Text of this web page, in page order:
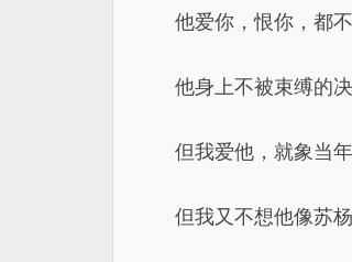
他爱你，恨你，都
他身上不被束缚的
但我爱他，就象当
但我又不想他像苏